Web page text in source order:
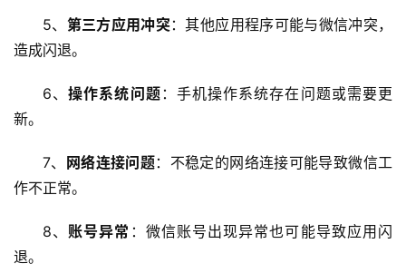
5、 第三方应用冲突：其他应用程序可能与微信冲突，
造成闪退。
6、操作系统问题 ：手机操作系统存在问题或需要更
新。
7、 网络连接问题：不稳定的网络连接可能导致微信工
作不正常。
8、 账号异常 ：微信账号出现异常也可能导致应用闪
退。